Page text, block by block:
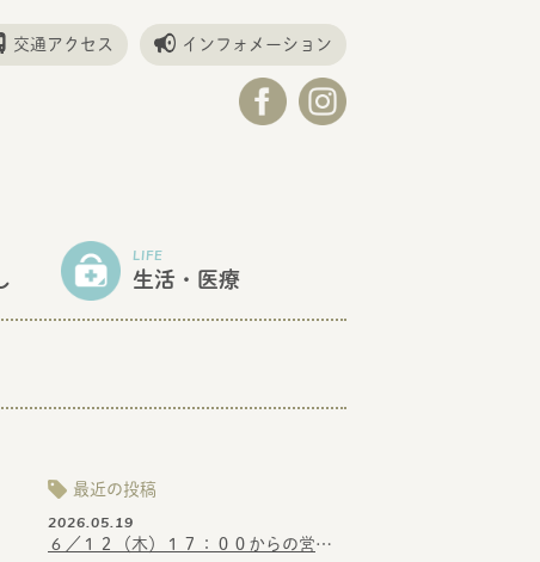
交通アクセス インフォメーション
LIFE
生活・医療
最近の投稿
2026.05.19
６／１２（木）１７：００からの営業となります。